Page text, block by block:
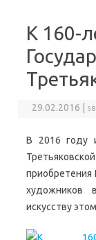
К 160-
29.02.2016 |
В 2016 году
приобретения
художников
искусству